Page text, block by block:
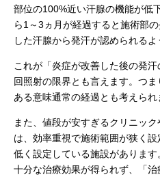
部位の100%近い汗腺の機能が低
ら1～3ヵ月が経過すると施術部
した汗腺から発汗が認められるよ
これが「炎症が改善した後の発
回照射の限界とも言えます。つま
ある意味通常の経過とも考えられ
また、値段が安すぎるクリニッ
は、効率重視で施術範囲が狭く
低く設定している施設がありま
十分な治療効果が得られず、「